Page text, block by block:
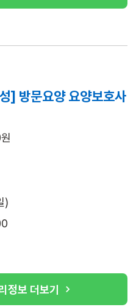
방문요양 요양보호사
)
정보 더보기